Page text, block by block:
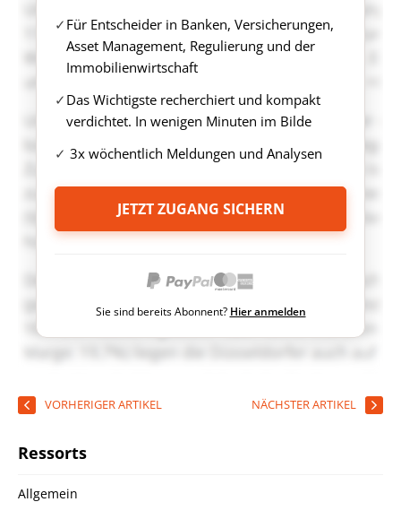
Für Entscheider in Banken, Versicherungen,
Asset Management, Regulierung und der
Immobilienwirtschaft
Das Wichtigste recherchiert und kompakt
verdichtet. In wenigen Minuten im Bilde
3x wöchentlich Meldungen und Analysen
JETZT ZUGANG SICHERN
Sie sind bereits Abonnent? Hier anmelden
VORHERIGER ARTIKEL NÄCHSTER ARTIKEL
Ressorts
Allgemein